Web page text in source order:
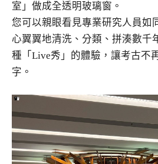
室」做成全透明玻璃窗。
您可以親眼看見專業研究人員如
心翼翼地清洗、分類、拼湊數千
種「Live秀」的體驗，讓考古不
字。